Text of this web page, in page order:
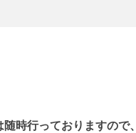
時行っておりますので、